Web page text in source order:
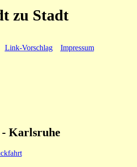
zu Stadt
Link-Vorschlag Impressum
Karlsruhe